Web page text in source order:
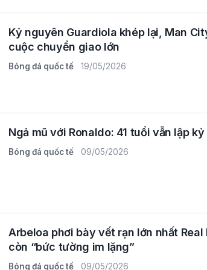
Kỷ nguyên Guardiola khép lại, Man
cuộc chuyển giao lớn
Bóng đá quốc tế 19/05/2026
Ngả mũ với Ronaldo: 41 tuổi vẫn lập
Bóng đá quốc tế 09/05/2026
Arbeloa phơi bày vết rạn lớn nhất
còn “bức tường im lặng”
Bóng đá quốc tế 09/05/2026